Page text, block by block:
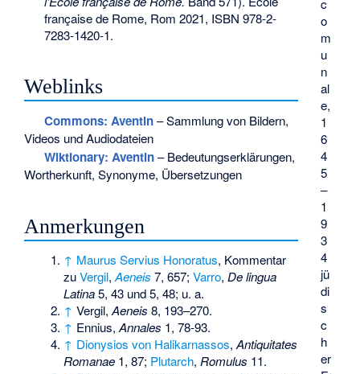
c
o
m
u
n
al
e,
1
6
4
5
–
1
9
3
4
jü
di
s
c
h
er
française de Rome, Rom 2021, ISBN 978-2-
7283-1420-1.
Weblinks
Commons: Aventin– Sammlung von Bildern,
Videos und Audiodateien
Wiktionary: Aventin– Bedeutungserklärungen,
Wortherkunft, Synonyme, Übersetzungen
Anmerkungen
↑ Maurus Servius Honoratus, Kommentar
zuVergil,Aeneis 7, 657;Varro,De lingua
Latina5, 43 und 5, 48; u. a.
↑ Vergil,Aeneis 8, 193–270.
↑ Ennius,Annales 1, 78-93.
↑ Dionysios von Halikarnassos,Antiquitates
Romanae 1, 87; Plutarch,Romulus 11.